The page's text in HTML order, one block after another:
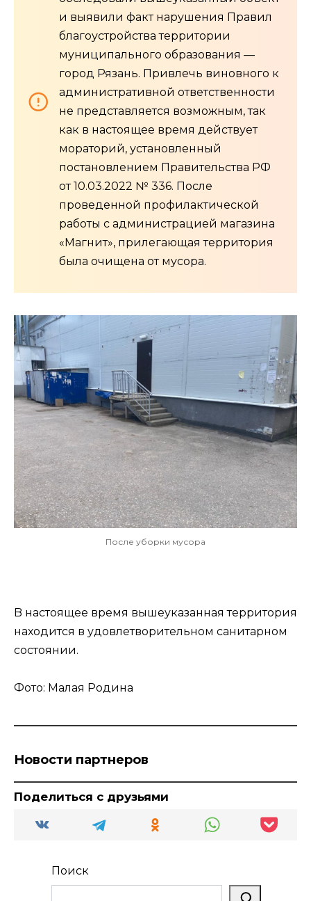
и выявили факт нарушения Правил
благоустройства территории
муниципального образования —
город Рязань. Привлечь виновного к
административной ответственности
не представляется возможным, так
как в настоящее время действует
мораторий, установленный
постановлением Правительства РФ
от 10.03.2022 № 336. После
проведенной профилактической
работы с администрацией магазина
«Магнит», прилегающая территория
была очищена от мусора.
После уборки мусора
B настоящее время вышеуказанная территория
находится в удовлетворительном санитарном
состоянии.
Фото: Малая Родина
Новости партнеров
Поделиться с друзьями
Поиск